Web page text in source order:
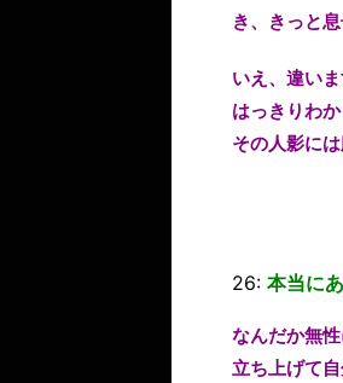
き、きっと
いえ、違いま
はっきりわか
その人影に
26: 本当に
なんだか無
立ち上げて